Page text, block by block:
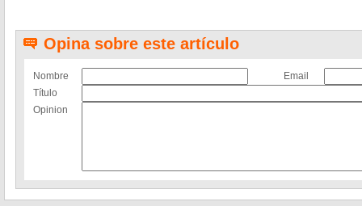
Opina sobre este artículo
Nombre
Email
Título
Opinion